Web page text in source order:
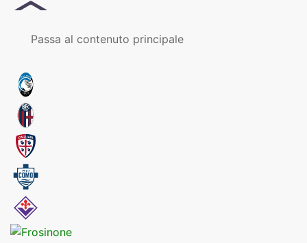
Passa al contenuto principale